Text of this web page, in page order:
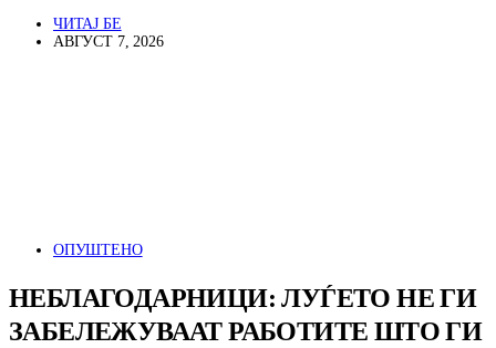
ЧИТАЈ БЕ
АВГУСТ 7, 2026
ОПУШТЕНО
НЕБЛАГОДАРНИЦИ: ЛУЃЕТО НЕ ГИ
ЗАБЕЛЕЖУВААТ РАБОТИТЕ ШТО ГИ